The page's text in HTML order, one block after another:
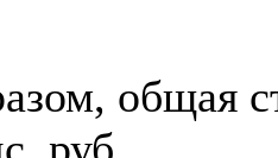
общая